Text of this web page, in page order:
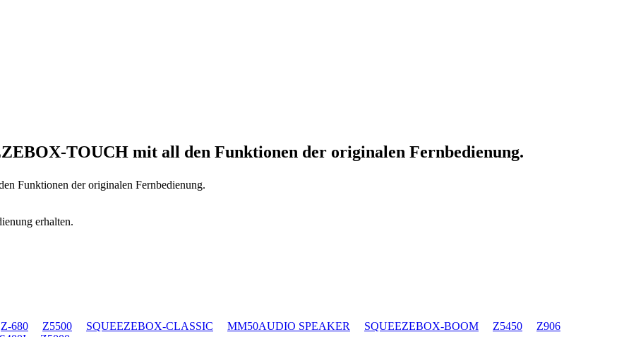
TOUCH mit all den Funktionen der originalen Fernbedienung.
Funktionen der originalen Fernbedienung.
erhalten.
Z-680 Z5500 SQUEEZEBOX-CLASSIC MM50AUDIO SPEAKER SQUEEZEBOX-BOOM Z5450
Z906